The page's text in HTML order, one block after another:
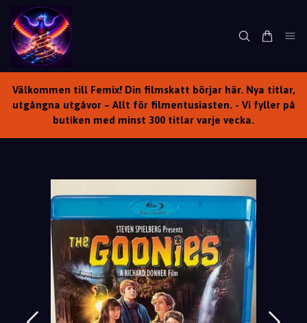
Välkommen till Femix! Din filmskatt börjar här. Nya titlar,
utgångna utgåvor – Allt för filmentusiasten. - Vi fyller på
butiken med minst 300 titlar varje vecka.